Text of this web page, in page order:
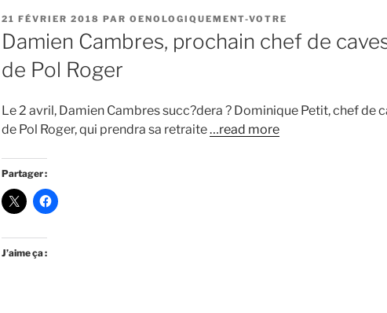
PUBLIÉ
LE
21 FÉVRIER 2018 PAR OENOLOGIQUEMENT-VOTRE
Damien Cambres, prochain chef de
de Pol Roger
Le 2 avril, Damien Cambres succ?dera ? Dominique Petit, chef de
de Pol Roger, qui prendra sa retraite…read more
Partager :
J’aime ça :